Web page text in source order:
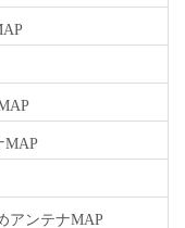
MAP
アンテナMAP